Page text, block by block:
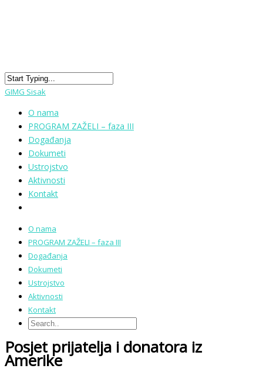
GIMG Sisak
O nama
PROGRAM ZAŽELI – faza III
Događanja
Dokumeti
Ustrojstvo
Aktivnosti
Kontakt
O nama
PROGRAM ZAŽELI – faza III
Događanja
Dokumeti
Ustrojstvo
Aktivnosti
Kontakt
Posjet prijatelja i donatora iz
Amerike